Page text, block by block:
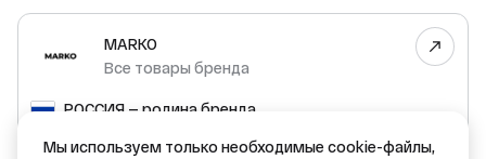
универсальная. * Размеры: ширина — 701 мм, глубина — 446
мм, высота — 147 мм. * Материал: литьевой мрамор. *
Поверхность: глянцевая. * Вес: 15,2 кг. * Гарантия
производителя: 5 лет. Преимущества: * Прочность и
долговечность: раковина изготовлена из
высококачественного материала, который устойчив к
повреждениям и износу. * Универсальность: благодаря
как на левую, так и на правую сторону. * Стильный дизайн:
MARKO
Все товары бренда
РОССИЯ — родина бренда
РОССИЯ — страна производства
Мы используем только необходимые cookie-файлы,